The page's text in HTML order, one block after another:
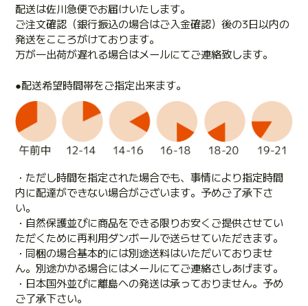
配送は佐川急便でお届けいたします。
ご注文確認（銀行振込の場合はご入金確認）後の3日以内の
発送をこころがけております。
万が一出荷が遅れる場合はメールにてご連絡致します。
●配送希望時間帯をご指定出来ます。
・ただし時間を指定された場合でも、事情により指定時間
内に配達ができない場合がございます。予めご了承下さ
い。
・自然保護並びに商品をできる限りお安くご提供させてい
ただくために再利用ダンボールで送らせていただきます。
・同梱の場合基本的には別途送料はいただいておりませ
ん。別途かかる場合にはメールにてご連絡さしあげます。
・日本国外並びに離島への発送は承っておりません。予め
ご了承下さい。